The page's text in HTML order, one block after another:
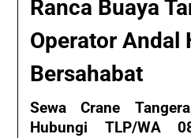
Ranca Buaya
Operator Andal
Bersahabat
Sewa Crane
Hubungi TLP/WA